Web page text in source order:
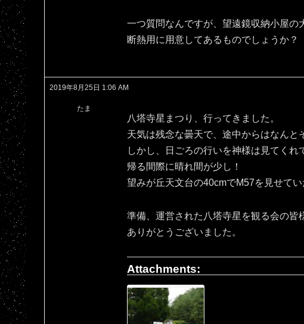
一つ質問なんですが、望遠鏡収納小屋の
断熱用に用意してあるものでしょうか？
2019年8月25日 1:06 AM
たま
八塔寺星まつり、行ってきました。
天気は残念な曇天で、途中からはなんと
しかし、日ごろの行いを神様は見てくれ
帰る間際に晴れ間が少し！
望みが丘天文台の40cmでM57を見せてい
準備、運営された八塔寺星を観る会の皆
ありがとうございました。
Attachments: